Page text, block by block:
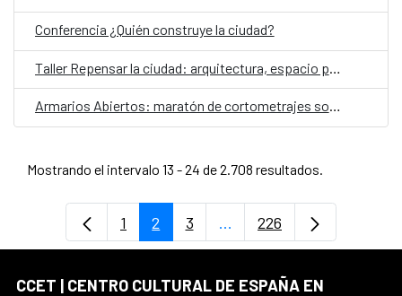
Conferencia ¿Quién construye la ciudad?
Armarios Abiertos: maratón de cortometrajes sobre diversidad y derechos humanos
Mostrando el intervalo 13 - 24 de 2.708 resultados.
Página
1 Página
2 Página
3 ...Páginas intermedias Use
Página
226
CCET | CENTRO CULTURAL DE ESPAÑA EN